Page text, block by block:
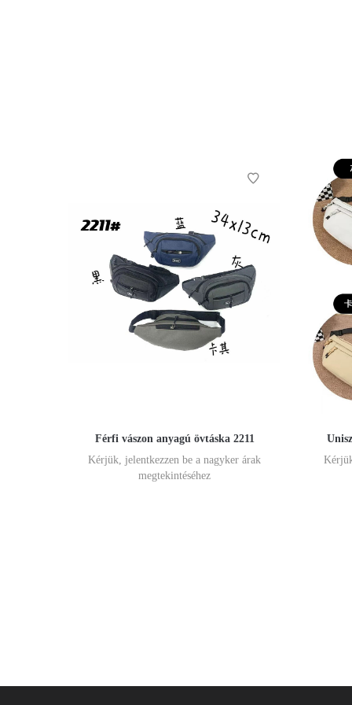
Férfi vászon anyagú övtáska 2211
Kérjük, jelentkezzen be a nagyker árak
megtekintéséhez